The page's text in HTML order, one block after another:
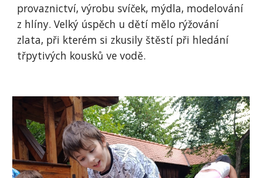
provaznictví, výrobu svíček, mýdla, modelování
z hlíny. Velký úspěch u dětí mělo rýžování
zlata, při kterém si zkusily štěstí při hledání
třpytivých kousků ve vodě.